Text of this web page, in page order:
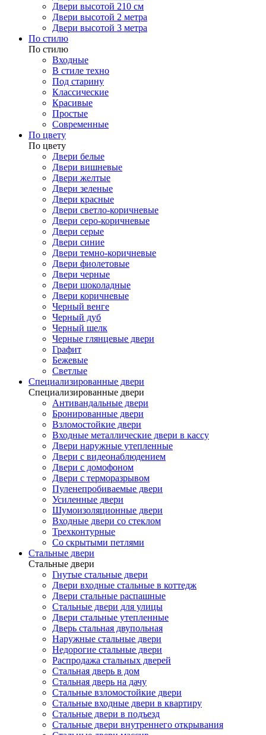
Двери высотой 210 см
Двери высотой 2 метра
Двери высотой 3 метра
По стилю
По стилю
Входные
В стиле техно
Под старину
Классические
Красивые
Простые
Современные
По цвету
По цвету
Двери белые
Двери вишневые
Двери желтые
Двери зеленые
Двери красные
Двери светло-коричневые
Двери серо-коричневые
Двери серые
Двери синие
Двери темно-коричневые
Двери фиолетовые
Двери черные
Двери шоколадные
Двери коричневые
Черный венге
Черный дуб
Черный шелк
Черные глянцевые двери
Графит
Бежевые
Светлые
Специализированные двери
Специализированные двери
Антивандальные двери
Бронированные двери
Взломостойкие двери
Входные металлические двери в кассу
Двери наружные утепленные
Двери с видеонаблюдением
Двери с домофоном
Двери с терморазрывом
Пуленепробиваемые двери
Усиленные двери
Шумоизоляционные двери
Входные двери со стеклом
Трехконтурные
Со скрытыми петлями
Стальные двери
Стальные двери
Гнутые стальные двери
Двери входные стальные в коттедж
Двери стальные распашные
Стальные двери для улицы
Двери стальные утепленные
Дверь стальная двупольная
Наружные стальные двери
Недорогие стальные двери
Распродажа стальных дверей
Стальная дверь в дом
Стальная дверь на дачу
Стальные взломостойкие двери
Стальные входные двери в квартиру
Стальные двери в подъезд
Стальные двери внутреннего открывания